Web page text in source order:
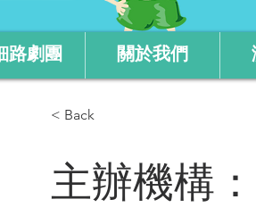
路劇團 關於我們
< Back
主辦機構